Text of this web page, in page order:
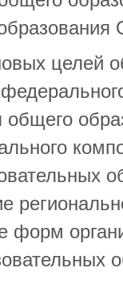
целей
форм